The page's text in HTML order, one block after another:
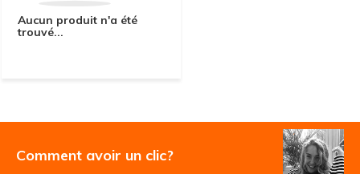
Aucun produit n'a été
trouvé...
Comment avoir un clic?